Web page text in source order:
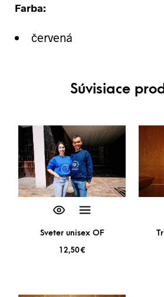
Farba:
červená
Súvisiace
Sveter unisex OF
12,50€